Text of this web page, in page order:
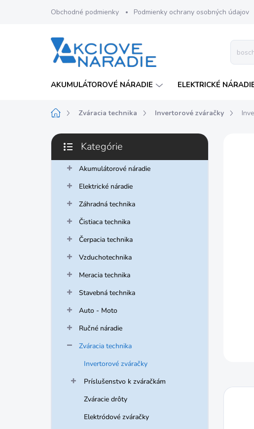
Obchodné podmienky Podmienky ochrany osobných údajov
AKUMULÁTOROVÉ NÁRADIE ELEKTRICKÉ
DomovZváracia technika Invertorové zváračky
B
č
Preskočiť
kategórie
Kategórie
Akumulátorové náradie
Elektrické náradie
Záhradná technika
Čistiaca technika
Čerpacia technika
Vzduchotechnika
Meracia technika
Stavebná technika
Auto - Moto
Ručné náradie
Zváracia technika
Invertorové zváračky
Príslušenstvo k zváračkám
Zváracie drôty
Elektródové zváračky